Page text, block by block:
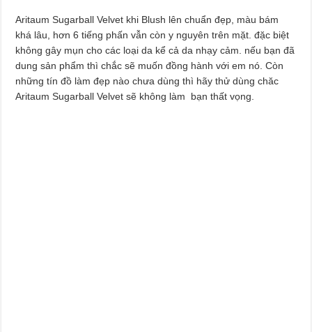
Aritaum Sugarball Velvet khi Blush lên chuẩn đẹp, màu bám
khá lâu, hơn 6 tiếng phấn vẫn còn y nguyên trên mặt. đặc biệt
không gây mụn cho các loại da kể cả da nhạy cảm. nếu bạn đã
dung sản phẩm thì chắc sẽ muốn đồng hành với em nó. Còn
những tín đồ làm đẹp nào chưa dùng thì hãy thử dùng chăc
Aritaum Sugarball Velvet sẽ không làm bạn thất vọng.